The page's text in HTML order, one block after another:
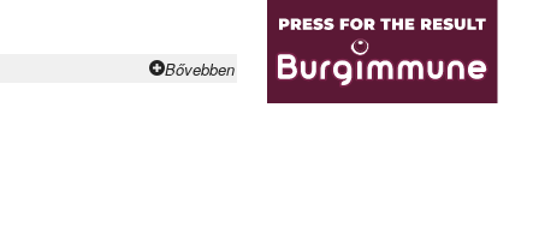
Bővebben